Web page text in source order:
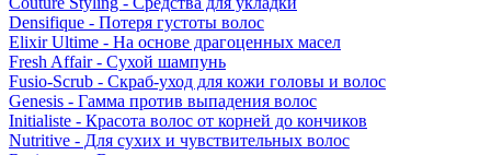
Densifique - Потеря густоты волос
Elixir Ultime - На основе драгоценных масел
Fresh Affair - Сухой шампунь
Fusio-Scrub - Скраб-уход для кожи головы и волос
Genesis - Гамма против выпадения волос
Initialiste - Красота волос от корней до кончиков
Nutritive - Для сухих и чувствительных волос